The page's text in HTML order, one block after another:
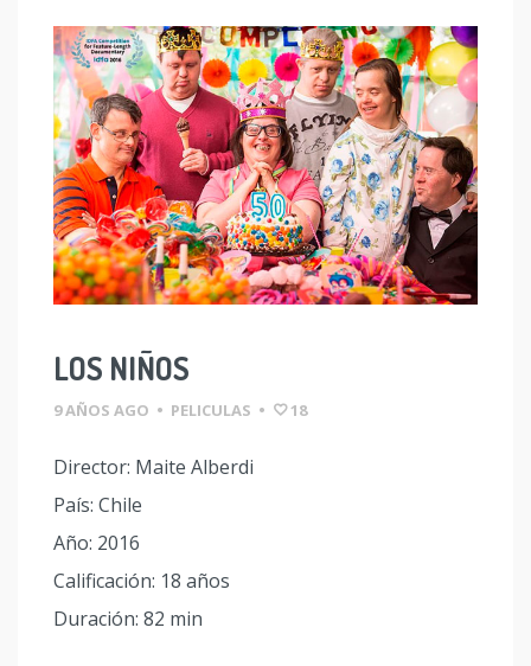
LOS NIÑOS
9 AÑOS AGO • PELICULAS • 18
Director: Maite Alberdi
País: Chile
Año: 2016
Calificación: 18 años
Duración: 82 min